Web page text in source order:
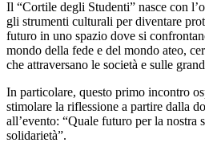
Il “Cortile degli Studenti” nasce con
gli strumenti culturali per diventare
futuro in uno spazio dove si
mondo della fede e del mondo ateo,
che attraversano le società e sulle
In particolare, questo primo incontro
stimolare la riflessione a partire dalla
all’evento: “Quale futuro per la nostra
solidarietà”.